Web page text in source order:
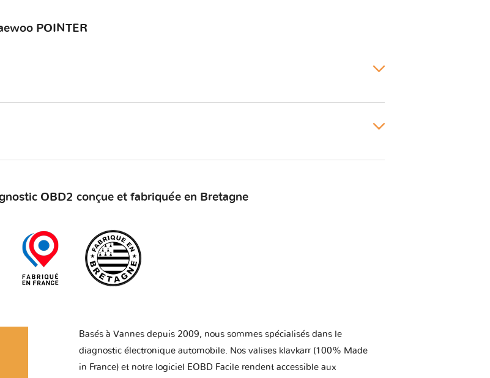
POINTER
OBD2 conçue et fabriquée en Bretagne
Basés à Vannes depuis 2009, nous sommes spécialisés dans le
diagnostic électronique automobile. Nos valises klavkarr (100% Made
in France) et notre logiciel EOBD Facile rendent accessible aux